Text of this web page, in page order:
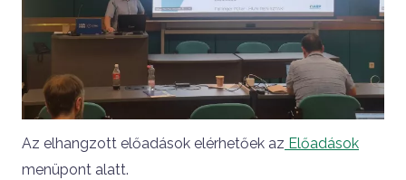
Az elhangzott előadások elérhetőek az Előadások
menüpont alatt.